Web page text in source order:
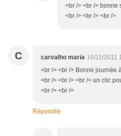
<br /> <br /> bonne
<br /> <br /> <br />
C carvalho maria 16/11/2011
<br /> <br /> Bonne journée
<br /> <br /> <br /> un clic
<br /> <br />
Répondre